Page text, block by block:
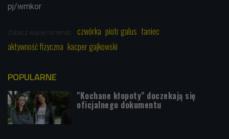
pj/wmkor
Zobacz więcej na temat: czwórka piotr galus taniec
aktywność fizyczna kacper gajkowski
POPULARNE
"Kochane kłopoty" doczekają się
oficjalnego dokumentu